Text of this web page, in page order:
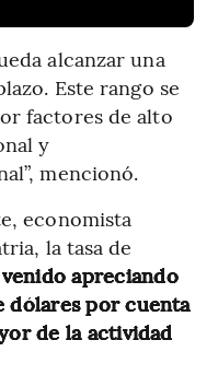
alcanzar una
Este rango se
factores de alto
y
mencionó.
economista
la tasa de
apreciando
dólares por cuenta
de la actividad